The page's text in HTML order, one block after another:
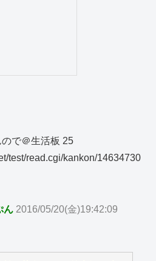
で＠生活板 25
test/read.cgi/kankon/14634730
ん 2016/05/20(金)19:42:09